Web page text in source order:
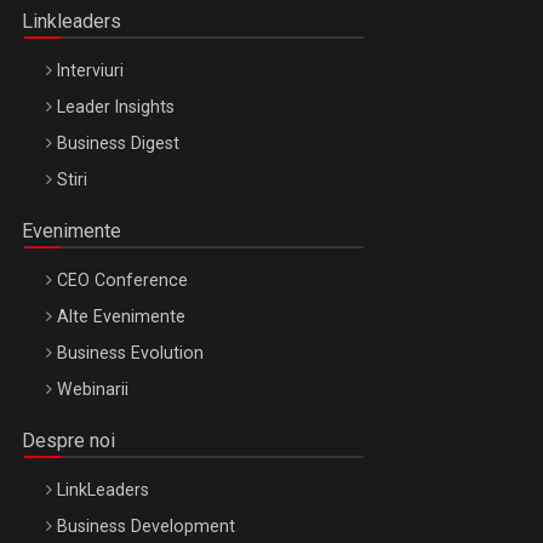
Linkleaders
Interviuri
Leader Insights
Business Digest
Stiri
Evenimente
CEO Conference
Alte Evenimente
Business Evolution
Webinarii
Despre noi
LinkLeaders
Business Development